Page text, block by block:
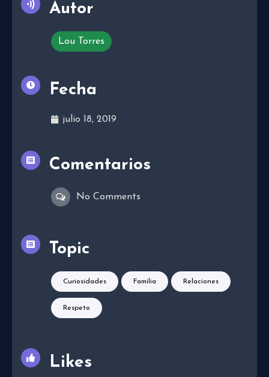
Autor
Lou Torres
Fecha
julio 18, 2019
Comentarios
No Comments
Topic
Curiosidades Familia Relaciones
Respeto
Likes